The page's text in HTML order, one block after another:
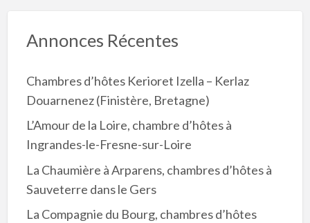
Annonces Récentes
Chambres d’hôtes Kerioret Izella – Kerlaz
Douarnenez (Finistère, Bretagne)
L’Amour de la Loire, chambre d’hôtes à
Ingrandes-le-Fresne-sur-Loire
La Chaumière à Arparens, chambres d’hôtes à
Sauveterre dans le Gers
La Compagnie du Bourg, chambres d’hôtes